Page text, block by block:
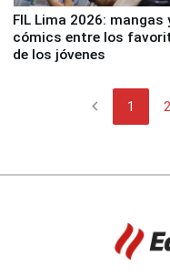
FIL Lima 2026: mangas
cómics entre los
de los jóvenes
chevron_left 1 2